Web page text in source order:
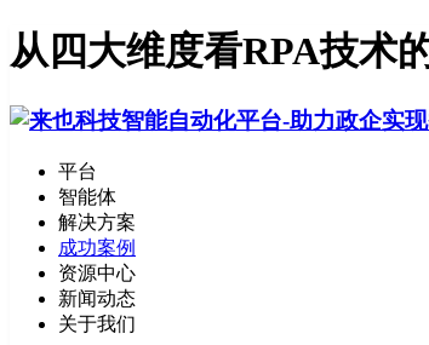
从四大维度看RPA技术
平台
智能体
解决方案
成功案例
资源中心
新闻动态
关于我们